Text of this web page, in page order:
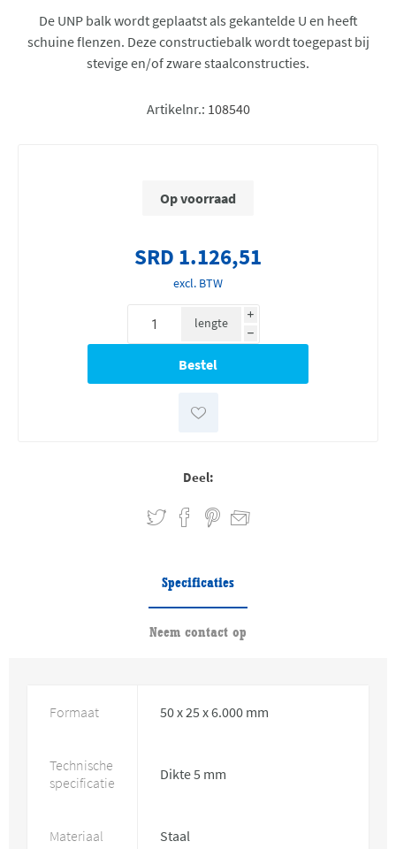
De UNP balk wordt geplaatst als gekantelde U en heeft
schuine flenzen. Deze constructiebalk wordt toegepast bij
stevige en/of zware staalconstructies.
Artikelnr.: 108540
Op voorraad
SRD 1.126,51
excl. BTW
i
h
lengte
Deel:
Specificaties
Neem contact op
Formaat 50 x 25 x 6.000 mm
Technische
specificatie
Dikte 5 mm
Materiaal Staal